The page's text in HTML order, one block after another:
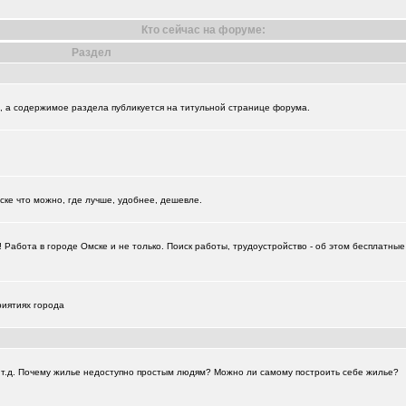
Кто сейчас на форуме:
Раздел
содержимое раздела публикуется на титульной странице форума.
что можно, где лучше, удобнее, дешевле.
в городе Омске и не только. Поиск работы, трудоустройство - об этом
города
Почему жилье недоступно простым людям? Можно ли самому построить себе жилье?